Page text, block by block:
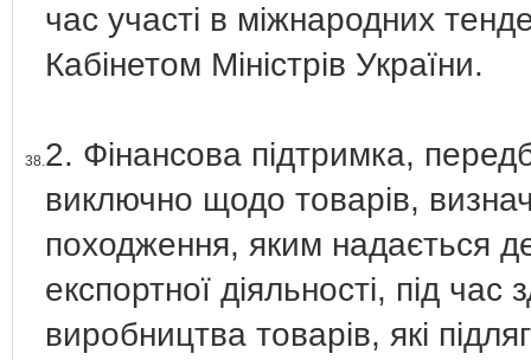
час участі в міжнародних
Кабінетом Міністрів України.
38.2. Фінансова підтримка,
виключно щодо товарів,
походження, яким надається
експортної діяльності, під
виробництва товарів, які